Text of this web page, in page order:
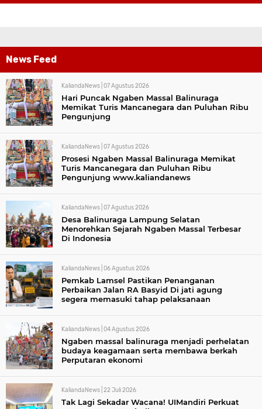
News Feed
KaliandaNews | 07 Agustus 2026
Hari Puncak Ngaben Massal Balinuraga
Memikat Turis Mancanegara dan Puluhan Ribu
Pengunjung
KaliandaNews | 07 Agustus 2026
Prosesi Ngaben Massal Balinuraga Memikat
Turis Mancanegara dan Puluhan Ribu
Pengunjung www.kaliandanews
KaliandaNews | 07 Agustus 2026
Desa Balinuraga Lampung Selatan
Menorehkan Sejarah Ngaben Massal Terbesar
Di Indonesia
KaliandaNews | 06 Agustus 2026
Pemkab Lamsel Pastikan Penanganan
Perbaikan Jalan RA Basyid Di jati agung
segera memasuki tahap pelaksanaan
KaliandaNews | 04 Agustus 2026
Ngaben massal balinuraga menjadi perhelatan
budaya keagamaan serta membawa berkah
Perputaran ekonomi
KaliandaNews | 22 Juli 2026
Tak Lagi Sekadar Wacana! UIMandiri Perkuat